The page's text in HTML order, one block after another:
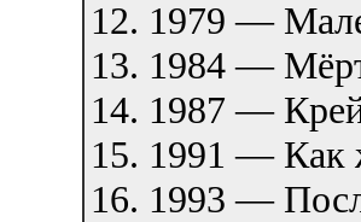
1979 —
1984 —
1987 —
1991 — Как
1993 —